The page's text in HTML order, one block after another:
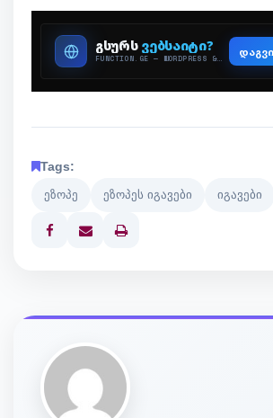
Tags:
ეზოპე ეზოპეს იგავები იგავები
Print